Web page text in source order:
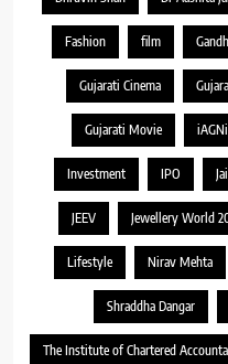
Fashion film
Gujarati Cinema
Gujarati Movie iAGNi
Investment IPO
JEEV Jewellery World
Lifestyle Nirav Mehta
Shraddha Dangar
The Institute of Chartered